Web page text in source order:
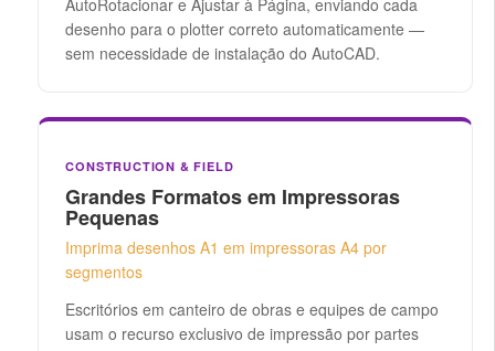
AutoRotacionar e Ajustar à Página, enviando cada
desenho para o plotter correto automaticamente —
sem necessidade de instalação do AutoCAD.
CONSTRUCTION & FIELD
Grandes Formatos em Impressoras
Pequenas
Imprima desenhos A1 em impressoras A4 por
segmentos
Escritórios em canteiro de obras e equipes de campo
usam o recurso exclusivo de impressão por partes